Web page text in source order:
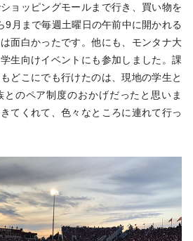
ョッピングモールまで行き、買い物を
9月まで毎週土曜日の午前中に開かれる
面白かったです。他にも、モンタナ大
生向けイベントにも参加しました。課
どこにでも行けたのは、現地の学生と
のペア制度のおかげだったと思いま
てくれて、色々なところに連れて行っ